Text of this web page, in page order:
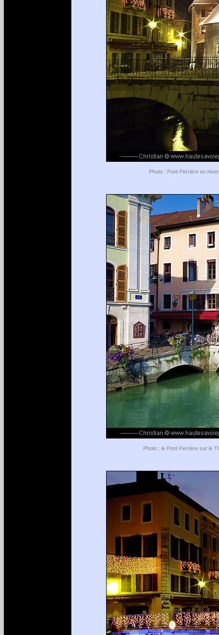
Photo : Pont Perrière en
Photo : le Pont Perrière sur le